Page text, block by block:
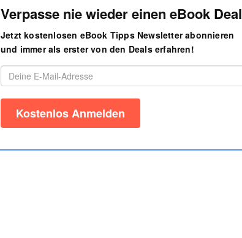
Verpasse nie wieder einen eBook Deal
Jetzt kostenlosen eBook Tipps Newsletter abonnieren
und immer als erster von den Deals erfahren!